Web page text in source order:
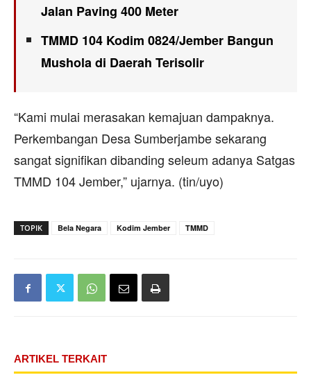
Jalan Paving 400 Meter
TMMD 104 Kodim 0824/Jember Bangun
Mushola di Daerah Terisolir
“Kami mulai merasakan kemajuan dampaknya.
Perkembangan Desa Sumberjambe sekarang
sangat signifikan dibanding seleum adanya Satgas
TMMD 104 Jember,” ujarnya. (tin/uyo)
TOPIK Bela Negara Kodim Jember TMMD
ARTIKEL TERKAIT